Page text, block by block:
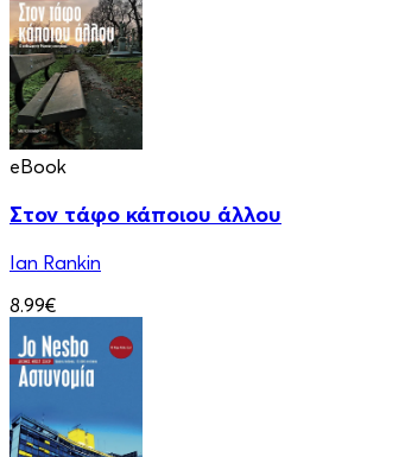
eBook
Στον τάφο κάποιου άλλου
Ian Rankin
8.99€